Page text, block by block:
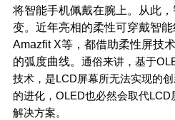
将智能手机佩戴在腕上。从此
变。近年亮相的柔性可穿戴智能
Amazfit X等，都借助柔性屏技
的弧度曲线。 通俗来讲，基于
技术，是LCD屏幕所无法实现的
的进化， OLED也必然会取代LCD
解决方案。